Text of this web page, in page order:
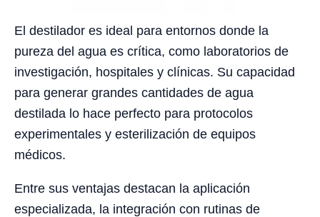
El destilador es ideal para entornos donde la
pureza del agua es crítica, como laboratorios de
investigación, hospitales y clínicas. Su capacidad
para generar grandes cantidades de agua
destilada lo hace perfecto para protocolos
experimentales y esterilización de equipos
médicos.
Entre sus ventajas destacan la aplicación
especializada, la integración con rutinas de